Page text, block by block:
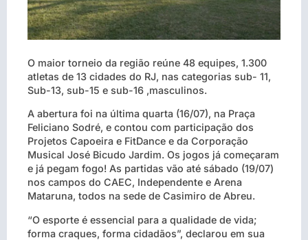
O maior torneio da região reúne 48 equipes, 1.300
atletas de 13 cidades do RJ, nas categorias sub- 11,
Sub-13, sub-15 e sub-16 ,masculinos.
A abertura foi na última quarta (16/07), na Praça
Feliciano Sodré, e contou com participação dos
Projetos Capoeira e FitDance e da Corporação
Musical José Bicudo Jardim. Os jogos já começaram
e já pegam fogo! As partidas vão até sábado (19/07)
nos campos do CAEC, Independente e Arena
Mataruna, todos na sede de Casimiro de Abreu.
“O esporte é essencial para a qualidade de vida;
forma craques, forma cidadãos”, declarou em sua